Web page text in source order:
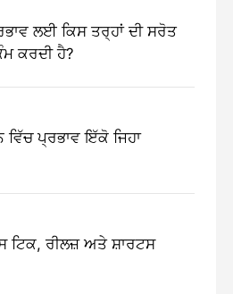
ਲਈ ਕਿਸ ਤਰ੍ਹਾਂ ਦੀ ਸਰੋਤ
ਕਰਦੀ ਹੈ?
ਪ੍ਰਭਾਵ ਇੱਕੋ ਜਿਹਾ
ਟਿਕ, ਰੀਲਜ਼ ਅਤੇ ਸ਼ਾਰਟਸ